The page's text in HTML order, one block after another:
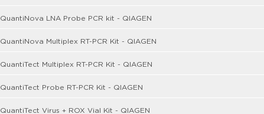
QuantiNova LNA Probe PCR kit - QIAGEN
QuantiNova Multiplex RT-PCR Kit - QIAGEN
QuantiTect Multiplex RT-PCR Kit - QIAGEN
QuantiTect Probe RT-PCR Kit - QIAGEN
QuantiTect Virus + ROX Vial Kit - QIAGEN